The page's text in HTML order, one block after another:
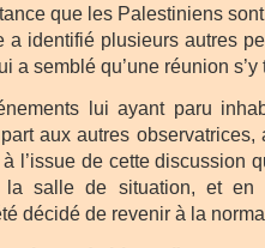
que les Palestiniens
a identifié plusieurs autres
a semblé qu’une réunion s’y
lui ayant paru
aux autres observatrices,
l’issue de cette discussion
la salle de situation, et en
décidé de revenir à la